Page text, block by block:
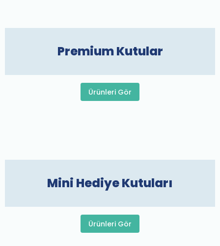
Premium Kutular
Ürünleri Gör
Mini Hediye Kutuları
Ürünleri Gör